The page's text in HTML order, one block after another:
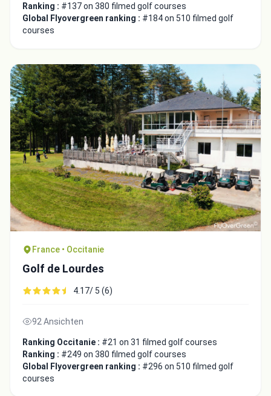
Ranking : #137 on 380 filmed golf courses
Global Flyovergreen ranking : #184 on 510 filmed golf
courses
France • Occitanie
Golf de Lourdes
4.17/ 5 (6)
92 Ansichten
Ranking Occitanie : #21 on 31 filmed golf courses
Ranking : #249 on 380 filmed golf courses
Global Flyovergreen ranking : #296 on 510 filmed golf
courses